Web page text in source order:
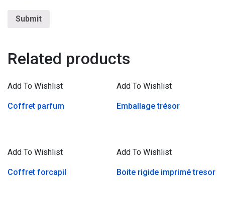
Related products
Add To Wishlist
Coffret parfum
Add To Wishlist
Emballage trésor
Add To Wishlist
Coffret forcapil
Add To Wishlist
Boite rigide imprimé tresor